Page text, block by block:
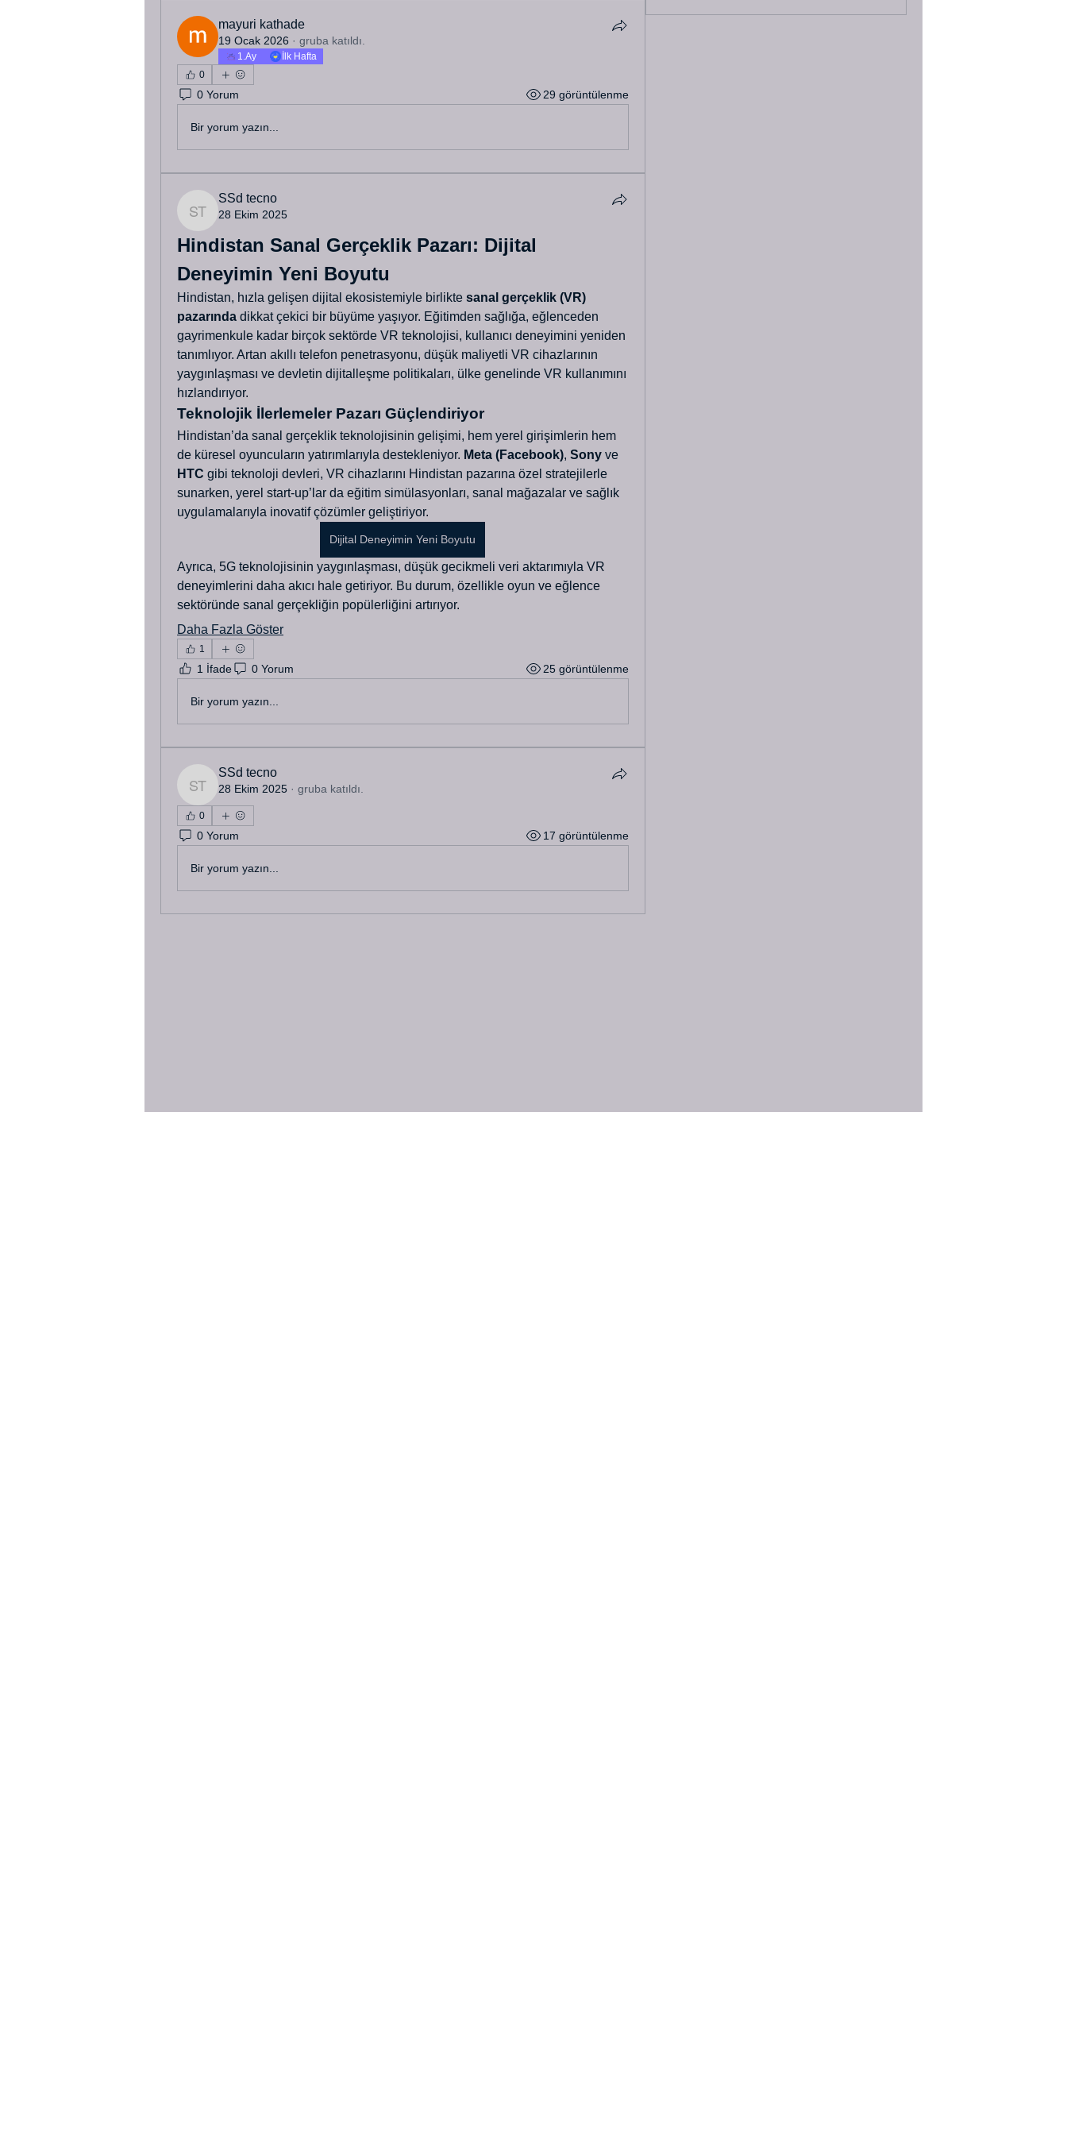
mayuri kathade
19 Ocak 2026 · gruba katıldı.
1.Ay
İlk Hafta
0
0 Yorum 29 görüntülenme
Bir yorum yazın...
SSd tecno
SSd tecno
28 Ekim 2025
Hindistan Sanal Gerçeklik Pazarı: Dijital
Deneyimin Yeni Boyutu
Hindistan, hızla gelişen dijital ekosistemiyle birlikte sanal gerçeklik (VR)
pazarında dikkat çekici bir büyüme yaşıyor. Eğitimden sağlığa, eğlenceden
gayrimenkule kadar birçok sektörde VR teknolojisi, kullanıcı deneyimini yeniden
tanımlıyor. Artan akıllı telefon penetrasyonu, düşük maliyetli VR cihazlarının
yaygınlaşması ve devletin dijitalleşme politikaları, ülke genelinde VR kullanımını
hızlandırıyor.
Teknolojik İlerlemeler Pazarı Güçlendiriyor
Hindistan’da sanal gerçeklik teknolojisinin gelişimi, hem yerel girişimlerin hem
de küresel oyuncuların yatırımlarıyla destekleniyor. Meta (Facebook), Sony
HTC gibi teknoloji devleri, VR cihazlarını Hindistan pazarına özel stratejilerle
sunarken, yerel start-up’lar da eğitim simülasyonları, sanal mağazalar ve sağlık
uygulamalarıyla inovatif çözümler geliştiriyor.
Dijital Deneyimin Yeni Boyutu
Ayrıca, 5G teknolojisinin yaygınlaşması, düşük gecikmeli veri aktarımıyla VR
deneyimlerini daha akıcı hale getiriyor. Bu durum, özellikle oyun ve eğlence
sektöründe sanal gerçekliğin popülerliğini artırıyor.
Daha Fazla Göster
1
1 İfade 0 Yorum 25 görüntülenme
Bir yorum yazın...
SSd tecno
SSd tecno
28 Ekim 2025 · gruba katıldı.
0
0 Yorum 17 görüntülenme
Bir yorum yazın...